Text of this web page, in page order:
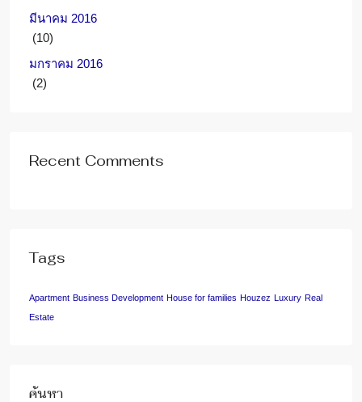
มีนาคม 2016
(10)
มกราคม 2016
(2)
Recent Comments
Tags
Apartment Business Development House for families Houzez Luxury Real
Estate
ค้นหา